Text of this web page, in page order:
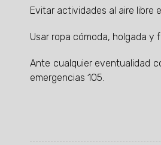
Evitar actividades al aire libre
Usar ropa cómoda, holgada y
Ante cualquier eventualidad
emergencias 105.